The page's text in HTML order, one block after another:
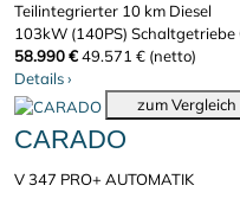
Teilintegrierter 10 km Diesel
103kW (140PS) Schaltgetriebe
58.990 €49.571 € (netto)
Details›
zum
CARADO
V 347 PRO+ AUTOMATIK